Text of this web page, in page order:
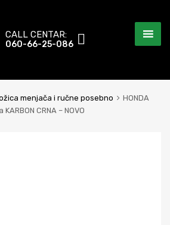
CALL CENTAR:
060-66-25-086
menjača i ručne posebno
HONDA
CRNA – NOVO